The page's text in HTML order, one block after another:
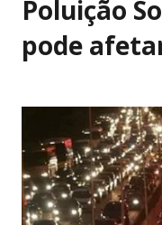
Poluição
pode